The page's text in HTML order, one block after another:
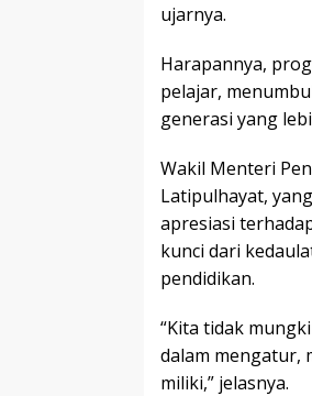
ujarnya.
Harapannya,
pelajar,
generasi yang
Wakil Menteri
Latipulhayat,
apresiasi
kunci dari
pendidikan.
“Kita tidak
dalam mengatur,
miliki,” jelasnya.